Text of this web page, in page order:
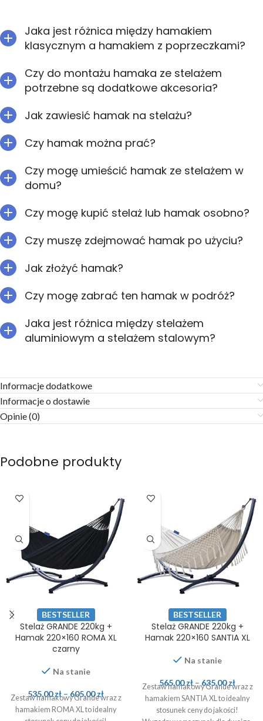
Jaka jest różnica między hamakiem
klasycznym a hamakiem z poprzeczkami?
Czy do montażu hamaka ze stelażem
potrzebne są dodatkowe akcesoria?
Jak zawiesić hamak na stelażu?
Czy hamak można prać?
Czy mogę umieścić hamak ze stelażem w
domu?
Czy mogę kupić stelaż lub hamak osobno?
Czy muszę zdejmować hamak po użyciu?
Jak złożyć hamak?
Czy mogę zabrać ten hamak w podróż?
Jaka jest różnica między stelażem
aluminiowym a stelażem stalowym?
Informacje dodatkowe
Informacje o dostawie
Opinie (0)
Podobne produkty
BESTSELLER
Stelaż GRANDE 220kg +
Hamak 220×160 ROMA XL
czarny
Na stanie
535,00zł – 605,00zł
Zestaw hamakowy Grande wraz z
hamakiem ROMA XL to idealny
BESTSELLER
Stelaż GRANDE 220kg +
Hamak 220×160 SANTIA XL
Na stanie
565,00zł – 635,00zł
Zestaw hamakowy Grande wraz z
hamakiem SANTIA XL to idealny
stosunek ceny do jakości!